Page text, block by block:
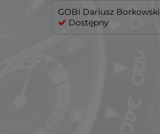
GOBI Dariusz Borkowski
Dostępny